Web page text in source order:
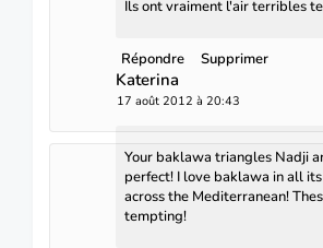
Ils ont vraiment l'air terribles
Répondre Supprimer
Katerina
17 août 2012 à 20:43
Your baklawa triangles Nadji
perfect! I love baklawa in all
across the Mediterranean!
tempting!